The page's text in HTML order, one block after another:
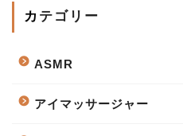
カテゴリー
ASMR
アイマッサージャー